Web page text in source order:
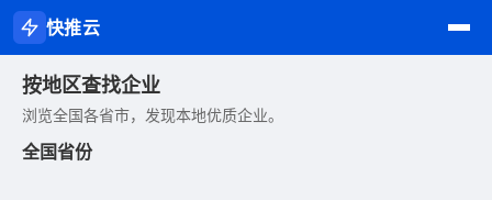
快推云
按地区查找企业
浏览全国各省市，发现本地优质企业。
全国省份